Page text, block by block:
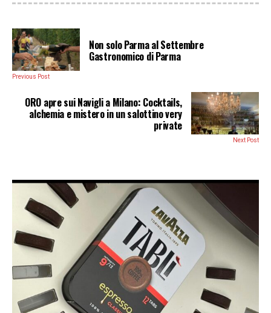
Non solo Parma al Settembre
Gastronomico di Parma
Previous Post
ORO apre sui Navigli a Milano: Cocktails,
alchemia e mistero in un salottino very
private
Next Post